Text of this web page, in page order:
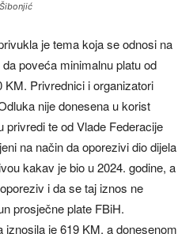
Šibonjić
je tema koja se odnosi na
poveća minimalnu platu od
KM. Privrednici i organizatori
nije donesena u korist
privredi te od Vlade Federacije
na način da oporezivi dio dijela
kakav je bio u 2024. godine, a
i da se taj iznos ne
prosječne plate FBiH.
je 619 KM, a donesenom